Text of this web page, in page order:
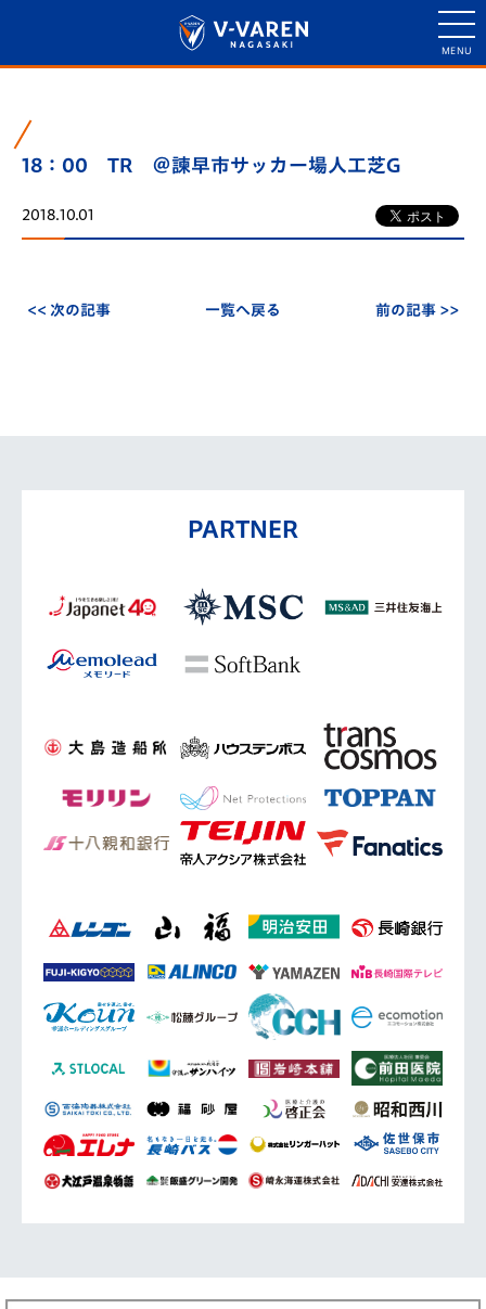
18：00 TR ＠諫早市サッカー場人工芝G
2018.10.01
<< 次の記事 一覧へ戻る 前の記事 >>
PARTNER